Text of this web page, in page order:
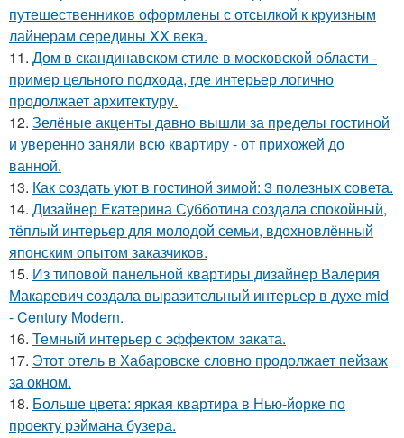
путешественников оформлены с отсылкой к круизным
лайнерам середины XX века.
11. Дом в скандинавском стиле в московской области -
пример цельного подхода, где интерьер логично
продолжает архитектуру.
12. Зелёные акценты давно вышли за пределы гостиной
и уверенно заняли всю квартиру - от прихожей до
ванной.
13. Как создать уют в гостиной зимой: 3 полезных совета.
14. Дизайнер Екатерина Субботина создала спокойный,
тёплый интерьер для молодой семьи, вдохновлённый
японским опытом заказчиков.
15. Из типовой панельной квартиры дизайнер Валерия
Макаревич создала выразительный интерьер в духе mid
- Century Modern.
16. Темный интерьер с эффектом заката.
17. Этот отель в Хабаровске словно продолжает пейзаж
за окном.
18. Больше цвета: яркая квартира в Нью-йорке по
проекту рэймана бузера.